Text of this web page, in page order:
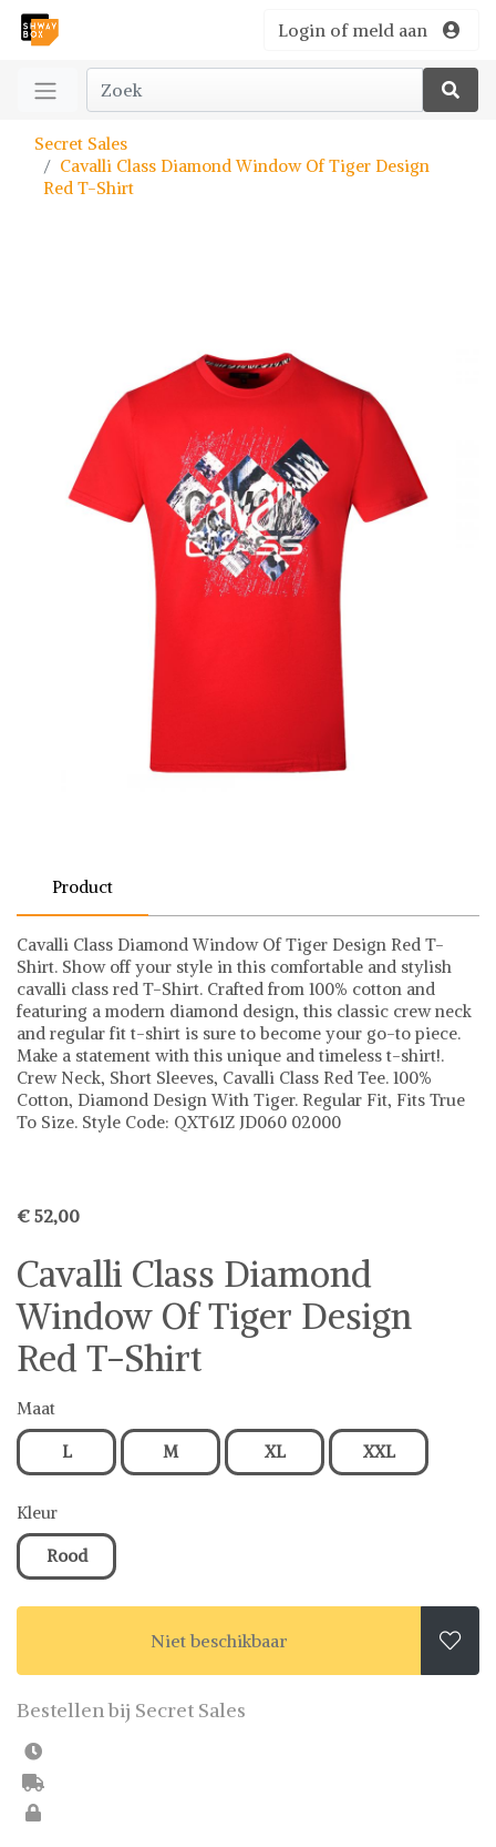
Login of meld aan
Secret Sales
Cavalli Class Diamond Window Of Tiger Design
Red T-Shirt
Product
Cavalli Class Diamond Window Of Tiger Design Red T-
Shirt. Show off your style in this comfortable and stylish
cavalli class red T-Shirt. Crafted from 100% cotton and
featuring a modern diamond design, this classic crew neck
and regular fit t-shirt is sure to become your go-to piece.
Make a statement with this unique and timeless t-shirt!.
Crew Neck, Short Sleeves, Cavalli Class Red Tee. 100%
Cotton, Diamond Design With Tiger. Regular Fit, Fits True
To Size. Style Code: QXT61Z JD060 02000
€ 52,00
Cavalli Class Diamond
Window Of Tiger Design
Red T-Shirt
Maat
L M XL XXL
Kleur
Rood
Niet beschikbaar 
Bestellen bij Secret Sales